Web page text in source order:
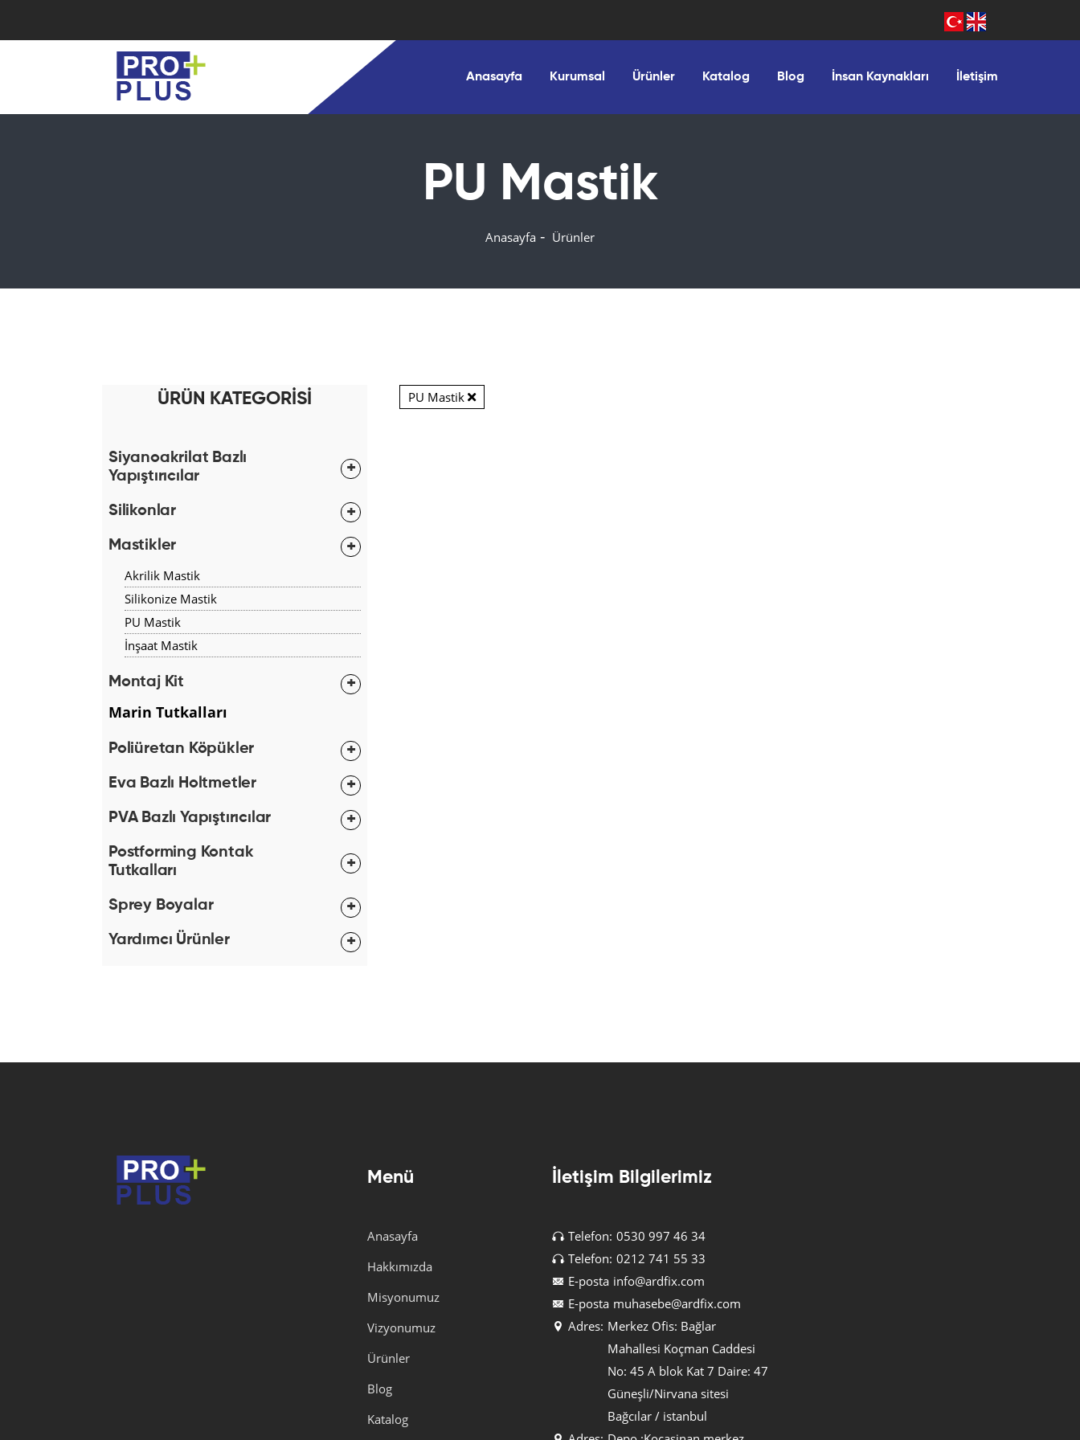
Anasayfa Kurumsal Ürünler Katalog Blog İnsan Kaynakları İletişim
PU Mastik
Anasayfa Ürünler
ÜRÜN KATEGORİSİ
Siyanoakrilat Bazlı
Yapıştırıcılar
Silikonlar
Mastikler
Akrilik Mastik
Silikonize Mastik
PU Mastik
İnşaat Mastik
Montaj Kit
Marin Tutkalları
Poliüretan Köpükler
Eva Bazlı Holtmetler
PVA Bazlı Yapıştırıcılar
Postforming Kontak
Tutkalları
Sprey Boyalar
Yardımcı Ürünler
PU Mastik
Menü
Anasayfa
Hakkımızda
Misyonumuz
Vizyonumuz
Ürünler
Blog
Katalog
İletişim Bilgilerimiz
Telefon: 0530 997 46 34
Telefon: 0212 741 55 33
E-posta info@ardfix.com
E-posta muhasebe@ardfix.com
Adres: Merkez Ofis: Bağlar
Mahallesi Koçman Caddesi
No: 45 A blok Kat 7 Daire: 47
Güneşli/Nirvana sitesi
Bağcılar / istanbul